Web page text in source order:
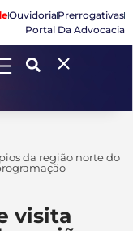
OuvidoriaPrerrogativas
Portal Da Advocacia
da região norte do
visita